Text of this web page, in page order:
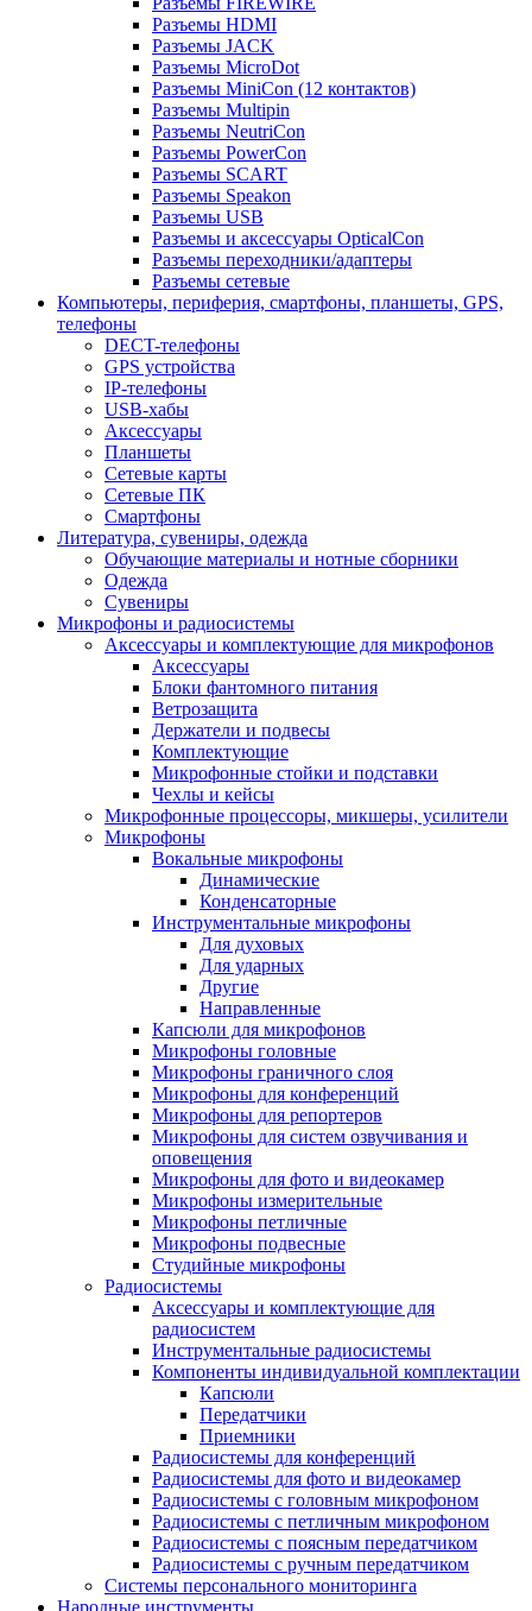
Разъемы HDMI
Разъемы JACK
Разъемы MicroDot
Разъемы MiniCon (12 контактов)
Разъемы Multipin
Разъемы NeutriCon
Разъемы PowerCon
Разъемы SCART
Разъемы Speakon
Разъемы USB
Разъемы и аксессуары OpticalCon
Разъемы переходники/адаптеры
Разъемы сетевые
Компьютеры, периферия, смартфоны, планшеты, GPS,
телефоны
DECT-телефоны
GPS устройства
IP-телефоны
USB-хабы
Аксессуары
Планшеты
Сетевые карты
Сетевые ПК
Смартфоны
Литература, сувениры, одежда
Обучающие материалы и нотные сборники
Одежда
Сувениры
Микрофоны и радиосистемы
Аксессуары и комплектующие для микрофонов
Аксессуары
Блоки фантомного питания
Ветрозащита
Держатели и подвесы
Комплектующие
Микрофонные стойки и подставки
Чехлы и кейсы
Микрофонные процессоры, микшеры, усилители
Микрофоны
Вокальные микрофоны
Динамические
Конденсаторные
Инструментальные микрофоны
Для духовых
Для ударных
Другие
Направленные
Капсюли для микрофонов
Микрофоны головные
Микрофоны граничного слоя
Микрофоны для конференций
Микрофоны для репортеров
Микрофоны для систем озвучивания и
оповещения
Микрофоны для фото и видеокамер
Микрофоны измерительные
Микрофоны петличные
Микрофоны подвесные
Студийные микрофоны
Радиосистемы
Аксессуары и комплектующие для
радиосистем
Инструментальные радиосистемы
Компоненты индивидуальной комплектации
Капсюли
Передатчики
Приемники
Радиосистемы для конференций
Радиосистемы для фото и видеокамер
Радиосистемы с головным микрофоном
Радиосистемы с петличным микрофоном
Радиосистемы с поясным передатчиком
Радиосистемы с ручным передатчиком
Системы персонального мониторинга
Народные инструменты